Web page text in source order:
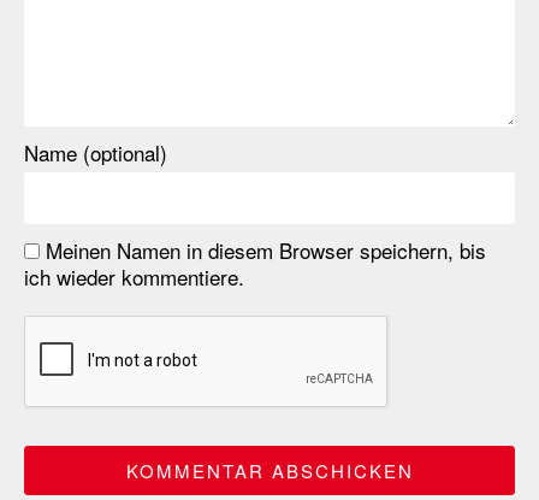
Name (optional)
Meinen Namen in diesem Browser speichern, bis
ich wieder kommentiere.